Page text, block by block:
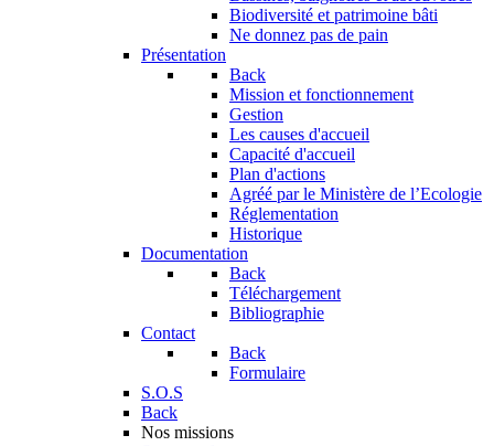
Biodiversité et patrimoine bâti
Ne donnez pas de pain
Présentation
Back
Mission et fonctionnement
Gestion
Les causes d'accueil
Capacité d'accueil
Plan d'actions
Agréé par le Ministère de l’Ecologie
Réglementation
Historique
Documentation
Back
Téléchargement
Bibliographie
Contact
Back
Formulaire
S.O.S
Back
Nos missions